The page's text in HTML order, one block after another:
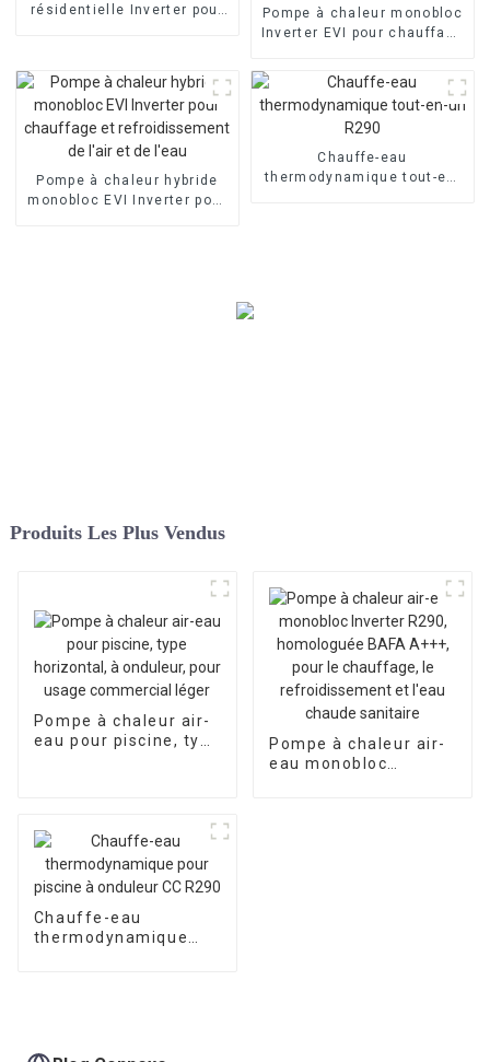
résidentielle Inverter pour
Pompe à chaleur monobloc
Inverter EVI pour chauffage
Pompe à chaleur hybride
monobloc EVI Inverter pour
Chauffe-eau
thermodynamique tout-en-
Produits Les Plus Vendus
Pompe à chaleur air-
eau pour piscine, type
Pompe à chaleur air-
eau monobloc
Chauffe-eau
thermodynamique